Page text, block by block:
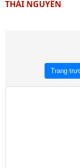
THÁI NGUYÊN